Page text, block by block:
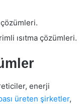
çözümleri.
ısıtma çözümleri.
enerji
üreten şirketler,